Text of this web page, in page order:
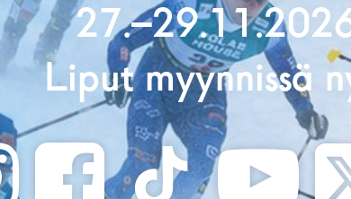
Liput myynnissä